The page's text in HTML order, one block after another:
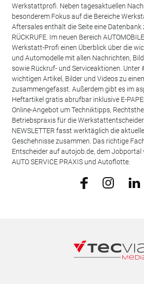
Werkstattprofi. Neben tagesaktuellen
besonderem Fokus auf die Bereiche
Aftersales enthält die Seite eine Datenbank
RÜCKRUFE. Im neuen Bereich
Werkstatt-Profi einen Überblick über die
und Automodelle mit allen Nachrichten,
sowie Rückruf- und Serviceaktionen. Unter
wichtigen Artikel, Bilder und Videos zu
zusammengefasst. Außerdem gibt es im
Heftartikel gratis abrufbar inklusive E-
Online-Angebot um Techniktipps,
Betriebspraxis für die
NEWSLETTER fasst werktäglich die
Geschehnisse zusammen. Das richtige
Entscheider auf autojob.de, dem Jobportal
AUTO SERVICE PRAXIS und Autoflotte.